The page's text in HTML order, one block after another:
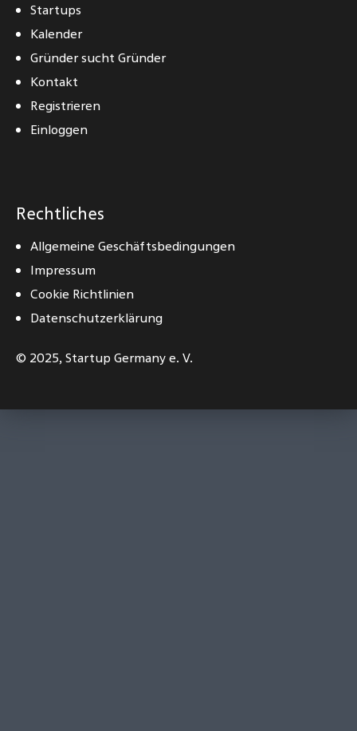
Startups
Kalender
Gründer sucht Gründer
Kontakt
Registrieren
Einloggen
Rechtliches
Allgemeine Geschäftsbedingungen
Impressum
Cookie Richtlinien
Datenschutzerklärung
© 2025,Startup Germany e. V.